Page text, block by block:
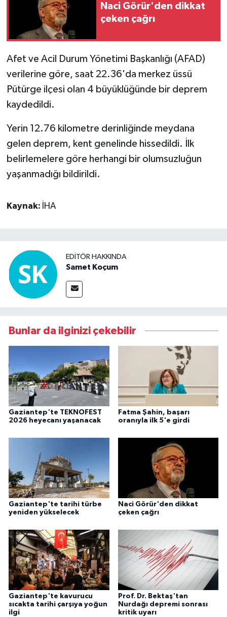
Naci Görür'den dikkat
çeken çağrı
Afet ve Acil Durum Yönetimi Başkanlığı (AFAD)
verilerine göre, saat 22.36'da merkez üssü
Pütürge ilçesi olan 4 büyüklüğünde bir deprem
kaydedildi.
Yerin 12.76 kilometre derinliğinde meydana
gelen deprem, kent genelinde hissedildi. İlk
belirlemelere göre herhangi bir olumsuzluğun
yaşanmadığı bildirildi.
Kaynak: İHA
EDITÖR HAKKINDA
Samet Koçum
Bunlar da ilginizi çekebilir
Gaziantep'te TEKNOFEST
2026 heyecanı yaşanacak
Fatma Şahin, başarı
oranıyla ilk 5'e girdi
Gaziantep'te tarihi türbe
yeniden yükselecek
Naci Görür'den dikkat
çeken çağrı
Gaziantep'te kavurucu
sıcakta tarihi çarşıya yoğun
ilgi
Prof. Dr. Bektaş'tan
Nurdağı depremi sonrası
kritik uyarı
Türkiye
Video Haber
Yaşam
Yeme-İçme